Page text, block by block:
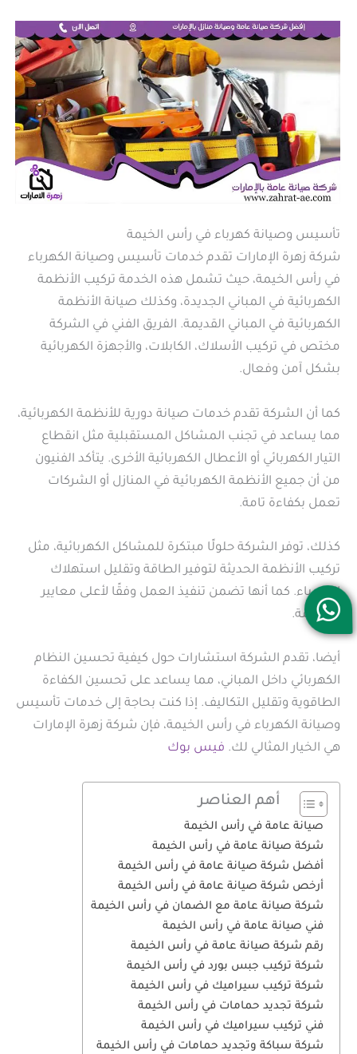
تأسيس وصيانة كهرباء في رأس الخيمة
شركة زهرة الإمارات تقدم خدمات تأسيس وصيانة الكهرباء
في رأس الخيمة، حيث تشمل هذه الخدمة تركيب الأنظمة
الكهربائية في المباني الجديدة، وكذلك صيانة الأنظمة
الكهربائية في المباني القديمة. الفريق الفني في الشركة
مختص في تركيب الأسلاك، الكابلات، والأجهزة الكهربائية
بشكل آمن وفعال.
كما أن الشركة تقدم خدمات صيانة دورية للأنظمة الكهربائية،
مما يساعد في تجنب المشاكل المستقبلية مثل انقطاع
التيار الكهربائي أو الأعطال الكهربائية الأخرى. يتأكد الفنيون
من أن جميع الأنظمة الكهربائية في المنازل أو الشركات
تعمل بكفاءة تامة.
كذلك، توفر الشركة حلولًا مبتكرة للمشاكل الكهربائية، مثل
تركيب الأنظمة الحديثة لتوفير الطاقة وتقليل استهلاك
الكهرباء. كما أنها تضمن تنفيذ العمل وفقًا لأعلى معايير
السلامة.
أيضا، تقدم الشركة استشارات حول كيفية تحسين النظام
الكهربائي داخل المباني، مما يساعد على تحسين الكفاءة
الطاقوية وتقليل التكاليف. إذا كنت بحاجة إلى خدمات تأسيس
وصيانة الكهرباء في رأس الخيمة، فإن شركة زهرة الإمارات
هي الخيار المثالي لك. فيس بوك
أهم العناصر
صيانة عامة في رأس الخيمة
شركة صيانة عامة في رأس الخيمة
أفضل شركة صيانة عامة في رأس الخيمة
أرخص شركة صيانة عامة في رأس الخيمة
شركة صيانة عامة مع الضمان في رأس الخيمة
فني صيانة عامة في رأس الخيمة
رقم شركة صيانة عامة في رأس الخيمة
شركة تركيب جبس بورد في رأس الخيمة
شركة تركيب سيراميك في رأس الخيمة
شركة تجديد حمامات في رأس الخيمة
فني تركيب سيراميك في رأس الخيمة
شركة سباكة وتجديد حمامات في رأس الخيمة